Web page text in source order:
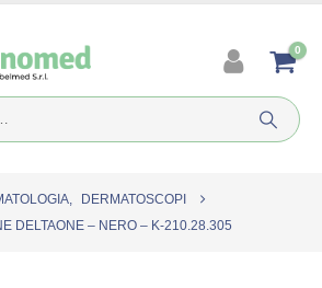
0
,
DERMATOSCOPI
DELTAONE – NERO – K-210.28.305